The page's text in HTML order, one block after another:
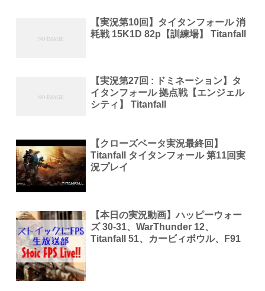
【実況第10回】タイタンフォール 消
耗戦 15K1D 82p【訓練場】 Titanfall
【実況第27回 : ドミネーション】タ
イタンフォール 拠点戦【エンジェル
シティ】 Titanfall
【クローズベータ実況最終回】
Titanfall タイタンフォール 第11回実
況プレイ
【本日の実況動画】ハッピーウォー
ズ 30-31、WarThunder 12、
Titanfall 51、カービィボウル、F91